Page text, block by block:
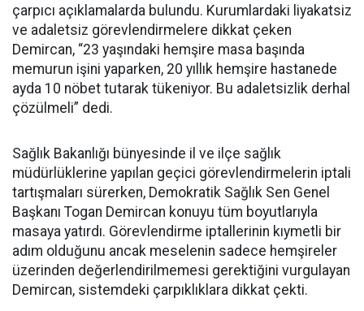
çarpıcı açıklamalarda bulundu. Kurumlardaki liyakatsiz
ve adaletsiz görevlendirmelere dikkat çeken
Demircan, “23 yaşındaki hemşire masa başında
memurun işini yaparken, 20 yıllık hemşire hastanede
ayda 10 nöbet tutarak tükeniyor. Bu adaletsizlik derhal
çözülmeli” dedi.
Sağlık Bakanlığı bünyesinde il ve ilçe sağlık
müdürlüklerine yapılan geçici görevlendirmelerin iptali
tartışmaları sürerken, Demokratik Sağlık Sen Genel
Başkanı Togan Demircan konuyu tüm boyutlarıyla
masaya yatırdı. Görevlendirme iptallerinin kıymetli bir
adım olduğunu ancak meselenin sadece hemşireler
üzerinden değerlendirilmemesi gerektiğini vurgulayan
Demircan, sistemdeki çarpıklıklara dikkat çekti.